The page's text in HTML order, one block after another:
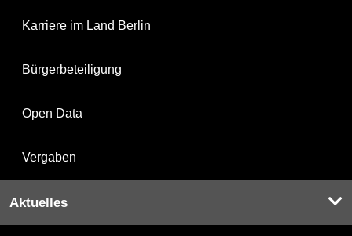
Karriere im Land Berlin
Bürgerbeteiligung
Open Data
Vergaben
Aktuelles